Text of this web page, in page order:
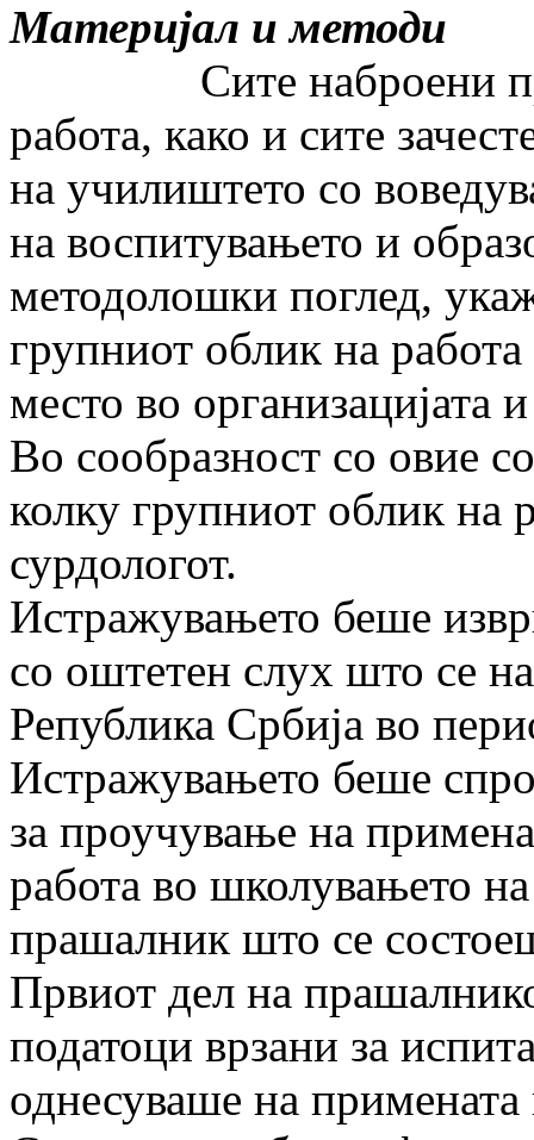
Материјал и методи
Сите наброени
работа, како и сите
на училиштето со
на воспитувањето и
методолошки поглед,
групниот облик на работа
место во организацијата
Во сообразност со овие
колку групниот облик на
сурдологот.
Истражувањето беше
со оштетен слух што се
Република Србија во
Истражувањето беше
за проучување на
работа во школувањето
прашалник што се
Првиот дел на
податоци врзани за
однесуваше на